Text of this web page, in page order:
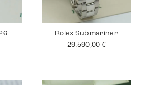
Rolex Submariner
29.590,00 €